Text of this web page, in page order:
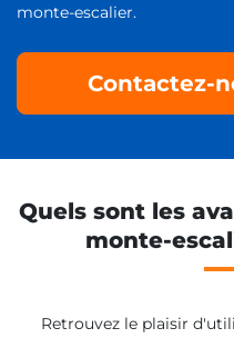
monte-escalier.
Contactez-
Quels sont les
monte-
Retrouvez le plaisir